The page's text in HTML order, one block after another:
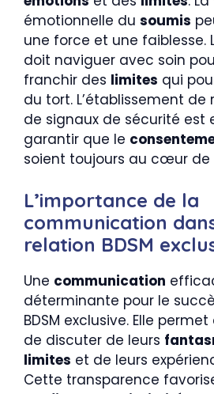
émotionnelle du soumis
une force et une faiblesse.
doit naviguer avec soin
franchir des limites qui
du tort. L’établissement de
de signaux de sécurité est
garantir que le
soient toujours au cœur de
L’importance de la
communication
relation BDSM
Une communication
déterminante pour le
BDSM exclusive. Elle
de discuter de leurs
limites et de leurs
Cette transparence